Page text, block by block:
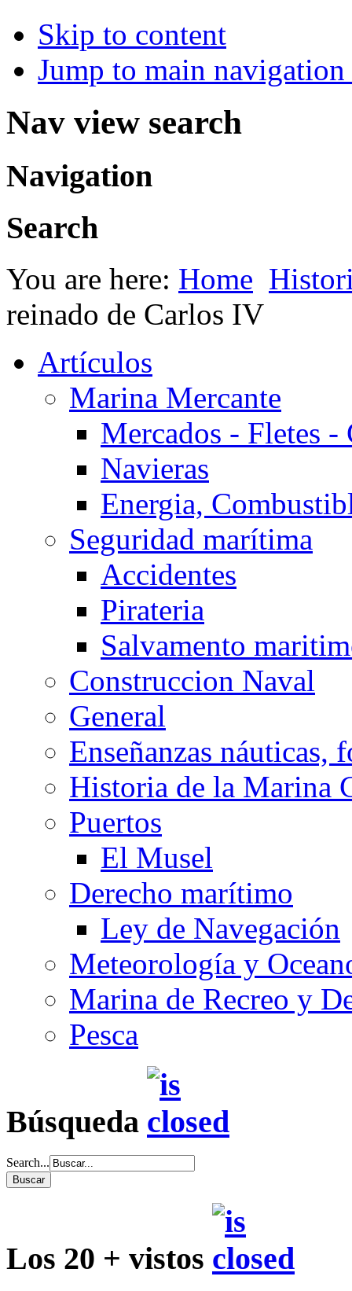
Skip to content
Jump to main
Nav view search
Navigation
Search
You are here: Home
reinado de Carlos IV
Artículos
Marina Mercante
Mercados - Fletes -
Navieras
Energia,
Seguridad marítima
Accidentes
Pirateria
Salvamento
Construccion Naval
General
Enseñanzas náuticas,
Historia de la Marina
Puertos
El Musel
Derecho marítimo
Ley de Navegación
Meteorología y
Marina de Recreo y
Pesca
Búsqueda
Search...
Los 20 + vistos